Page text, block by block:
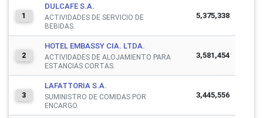
1
DULCAFE S.A.
ACTIVIDADES DE SERVICIO DE
BEBIDAS.
5,375,338
2
HOTEL EMBASSY CIA. LTDA.
ACTIVIDADES DE ALOJAMIENTO PARA
ESTANCIAS CORTAS.
3,581,454
3
LAFATTORIA S.A.
SUMINISTRO DE COMIDAS POR
ENCARGO.
3,445,556